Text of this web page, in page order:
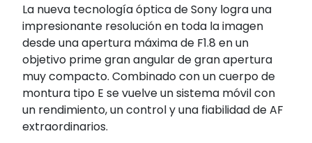
La nueva tecnología óptica de Sony logra una
impresionante resolución en toda la imagen
desde una apertura máxima de F1.8 en un
objetivo prime gran angular de gran apertura
muy compacto. Combinado con un cuerpo de
montura tipo E se vuelve un sistema móvil con
un rendimiento, un control y una fiabilidad de AF
extraordinarios.